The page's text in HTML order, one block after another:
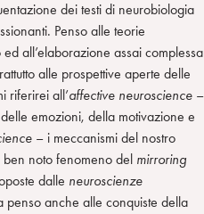
dei testi di neurobiologia
Penso alle teorie
all’elaborazione assai complessa
alle prospettive aperte delle
riferirei all’affective neuroscience –
emozioni, della motivazione e
– i meccanismi del nostro
noto fenomeno del mirroring
dalle neuroscienze
penso anche alle conquiste della